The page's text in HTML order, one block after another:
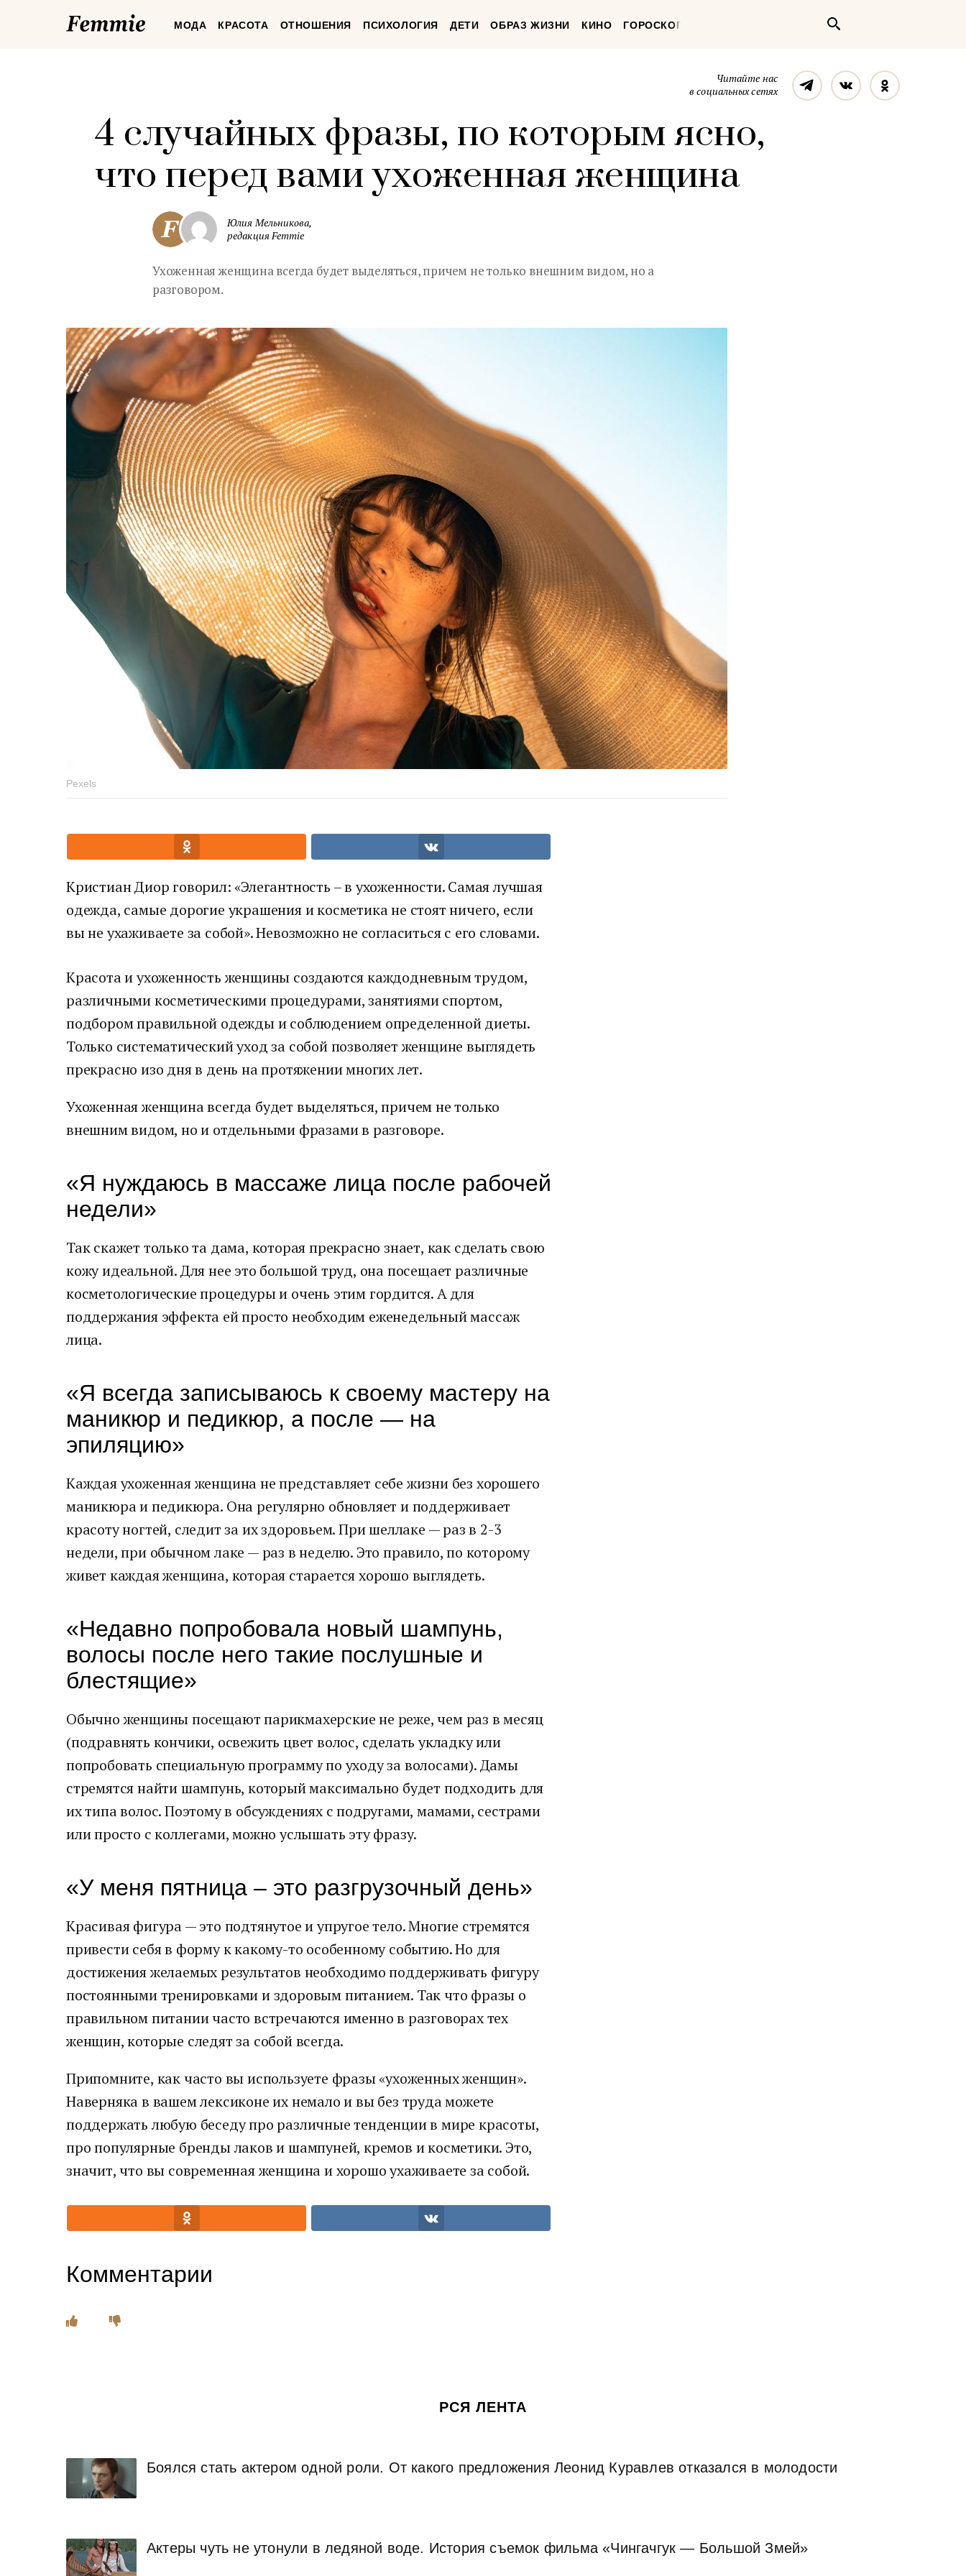
FemmieМОДА КРАСОТА ОТНОШЕНИЯ ПСИХОЛОГИЯ ДЕТИ ОБРАЗ ЖИЗНИ КИНО ГОРОСКОП
Читайте нас
в социальных сетях
ТелеграмВконтакте
4 случайных фразы, по которым ясно,
что перед вами ухоженная женщина
Юлия Мельникова,
редакция Femmie
Ухоженная женщина всегда будет выделяться, причем не только внешним видом, но а
разговором.
Pexels
Кристиан Диор говорил: «Элегантность – в ухоженности. Самая лучшая
одежда, самые дорогие украшения и косметика не стоят ничего, если
вы не ухаживаете за собой». Невозможно не согласиться с его словами.
Красота и ухоженность женщины создаются каждодневным трудом,
различными косметическими процедурами, занятиями спортом,
подбором правильной одежды и соблюдением определенной диеты.
Только систематический уход за собой позволяет женщине выглядеть
прекрасно изо дня в день на протяжении многих лет.
Ухоженная женщина всегда будет выделяться, причем не только
внешним видом, но и отдельными фразами в разговоре.
«Я нуждаюсь в массаже лица после рабочей
недели»
Так скажет только та дама, которая прекрасно знает, как сделать свою
кожу идеальной. Для нее это большой труд, она посещает различные
косметологические процедуры и очень этим гордится. А для
поддержания эффекта ей просто необходим еженедельный массаж
лица.
«Я всегда записываюсь к своему мастеру на
маникюр и педикюр, а после — на
эпиляцию»
Каждая ухоженная женщина не представляет себе жизни без хорошего
маникюра и педикюра. Она регулярно обновляет и поддерживает
красоту ногтей, следит за их здоровьем. При шеллаке — раз в 2-3
недели, при обычном лаке — раз в неделю. Это правило, по которому
живет каждая женщина, которая старается хорошо выглядеть.
«Недавно попробовала новый шампунь,
волосы после него такие послушные и
блестящие»
Обычно женщины посещают парикмахерские не реже, чем раз в месяц
(подравнять кончики, освежить цвет волос, сделать укладку или
попробовать специальную программу по уходу за волосами). Дамы
стремятся найти шампунь, который максимально будет подходить для
их типа волос. Поэтому в обсуждениях с подругами, мамами, сестрами
или просто с коллегами, можно услышать эту фразу.
«У меня пятница – это разгрузочный день»
Красивая фигура — это подтянутое и упругое тело. Многие стремятся
привести себя в форму к какому-то особенному событию. Но для
достижения желаемых результатов необходимо поддерживать фигуру
постоянными тренировками и здоровым питанием. Так что фразы о
правильном питании часто встречаются именно в разговорах тех
женщин, которые следят за собой всегда.
Припомните, как часто вы используете фразы «ухоженных женщин».
Наверняка в вашем лексиконе их немало и вы без труда можете
поддержать любую беседу про различные тенденции в мире красоты,
про популярные бренды лаков и шампуней, кремов и косметики. Это,
значит, что вы современная женщина и хорошо ухаживаете за собой.
Комментарии
РСЯ ЛЕНТА
Боялся стать актером одной роли. От какого предложения Леонид Куравлев отказался в молодости
Актеры чуть не утонули в ледяной воде. История съемок фильма «Чингачгук — Большой Змей»